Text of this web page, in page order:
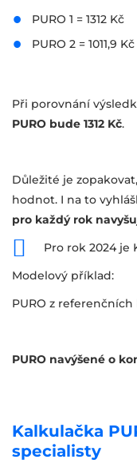
PURO 1 = 1312 Kč
PURO 2 = 1011,9 Kč
Při porovnání
PURO bude 1312 Kč.
Důležité je
hodnot. I na to
pro každý rok
Pro rok 2024 je
Modelový příklad:
PURO z referenčních
PURO navýšené o
Kalkulačka
specialisty